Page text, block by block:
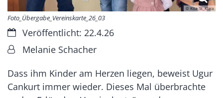
© Kita_St_Klara
Foto_Übergabe_Vereinskarte_26_03
Datum:Veröffentlicht: 22.4.26
Von:Melanie Schacher
Dass ihm Kinder am Herzen liegen, beweist Ugur
Cankurt immer wieder. Dieses Mal überbrachte